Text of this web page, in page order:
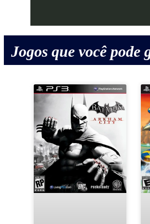
Jogos que você pode